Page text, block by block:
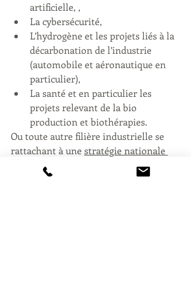
artificielle, ,
La cybersécurité,
L’hydrogène et les projets liés à la
décarbonation de l’industrie
(automobile et aéronautique en
particulier),
La santé et en particulier les
projets relevant de la bio
production et biothérapies.
Ou toute autre filière industrielle se
rattachant à une stratégie nationale
d’accélération